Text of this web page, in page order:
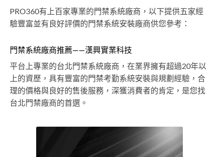
PRO360有上百家專業的門禁系統廠商，以下提供五家經
驗豐富並有良好評價的門禁系統安裝廠商供您參考：
門禁系統廠商推薦——漢興實業科技
平台上專業的台北門禁系統廠商，在業界擁有超過20年以
上的資歷，具有豐富的門禁考勤系統安裝與規劃經驗，合
理的價格與良好的售後服務，深獲消費者的肯定，是您找
台北門禁廠商的首選。